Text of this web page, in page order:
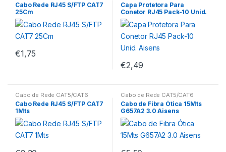
Cabo Rede RJ45 S/FTP CAT7
25Cm
€1,75
Capa Protetora Para
Conetor RJ45 Pack-10 Unid.
Aisens
€2,49
Cabo de Rede CAT5/CAT6
Cabo Rede RJ45 S/FTP CAT7
1Mts
Cabo de Rede CAT5/CAT6
Cabo de Fibra Ótica 15Mts
G657A2 3.0 Aisens